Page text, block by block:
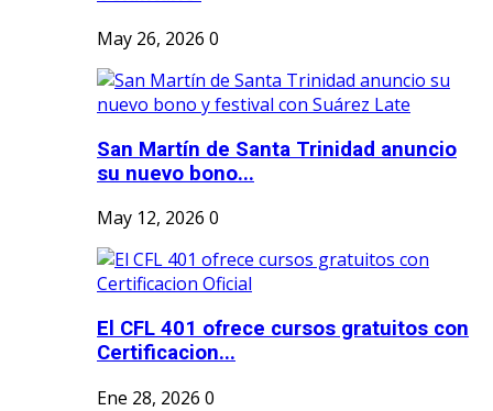
May 26, 2026 0
San Martín de Santa Trinidad anuncio
su nuevo bono...
May 12, 2026 0
El CFL 401 ofrece cursos gratuitos con
Certificacion...
Ene 28, 2026 0